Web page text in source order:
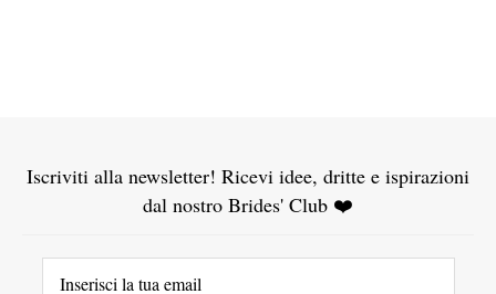
Iscriviti alla newsletter! Ricevi idee, dritte e ispirazioni
dal nostro Brides' Club ❤️